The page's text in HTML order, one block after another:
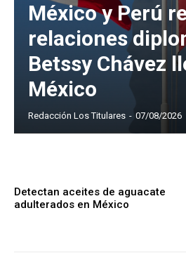
México y Perú
relaciones
Betssy Chávez
México
Redacción Los Titulares - 07/08/2026
Detectan aceites de aguacate
adulterados en México